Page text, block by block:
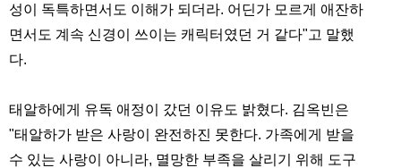
성이 독특하면서도 이해가 되더라. 어딘가 모르게 애잔하
면서도 계속 신경이 쓰이는 캐릭터였던 거 같다"고 말했
다.
태알하에게 유독 애정이 갔던 이유도 밝혔다. 김옥빈은
"태알하가 받은 사랑이 완전하진 못한다. 가족에게 받을
수 있는 사랑이 아니라, 멸망한 부족을 살리기 위해 도구